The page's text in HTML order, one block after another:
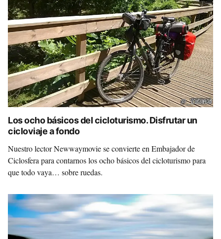
Los ocho básicos del cicloturismo. Disfrutar un
cicloviaje a fondo
Nuestro lector Newwaymovie se convierte en Embajador de
Ciclosfera para contarnos los ocho básicos del cicloturismo para
que todo vaya… sobre ruedas.